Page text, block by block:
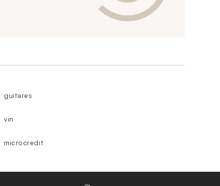
guitares
vin
microcredit